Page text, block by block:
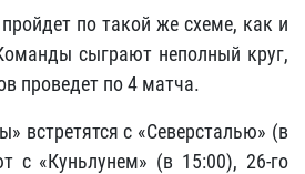
по такой же схеме, как и
сыграют неполный круг,
проведет по 4 матча.
встретятся с «Северсталью» (в
с «Куньлунем» (в 15:00), 26-го